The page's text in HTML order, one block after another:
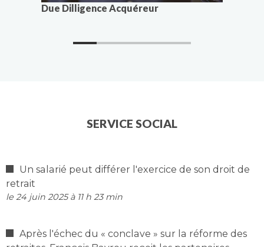
Due Dilligence Acquéreur
SERVICE SOCIAL
Un salarié peut différer l'exercice de son droit de
retrait
le 24 juin 2025 à 11 h 23 min
Après l'échec du « conclave » sur la réforme des